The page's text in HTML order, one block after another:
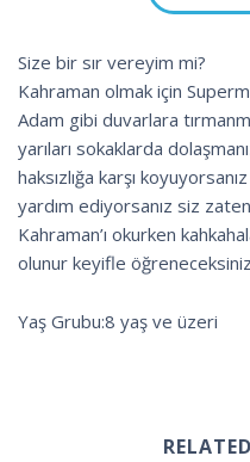
Size bir sır vereyim mi?
Kahraman olmak için
Adam gibi duvarlara
yarıları sokaklarda
haksızlığa karşı
yardım ediyorsanız siz zaten
Kahraman’ı okurken
olunur keyifle
Yaş Grubu:8 yaş ve üzeri